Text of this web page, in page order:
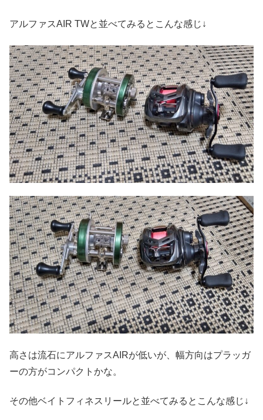
アルファスAIR TWと並べてみるとこんな感じ↓
高さは流石にアルファスAIRが低いが、幅方向はプラッガ
ーの方がコンパクトかな。
その他ベイトフィネスリールと並べてみるとこんな感じ↓